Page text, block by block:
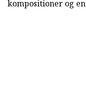
kompositioner og